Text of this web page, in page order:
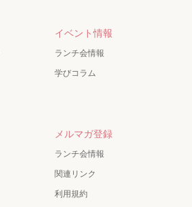
イベント情報
ランチ会情報
学びコラム
メルマガ登録
ランチ会情報
関連リンク
利用規約